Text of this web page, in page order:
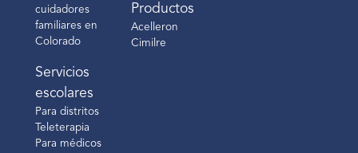
cuidadores
familiares en
Colorado
Servicios
escolares
Para distritos
Teleterapia
Para médicos
Productos
Acelleron
Cimilre